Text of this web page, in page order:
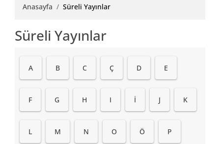
Anasayfa Süreli Yayınlar
Süreli Yayınlar
A B C Ç D E
F G H I İ J K
L M N O Ö P